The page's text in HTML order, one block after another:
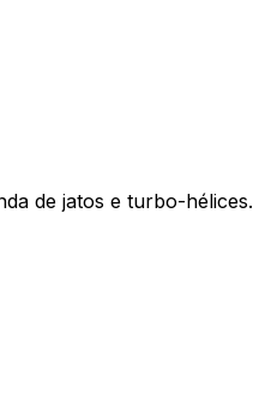
de jatos e turbo-hélices.